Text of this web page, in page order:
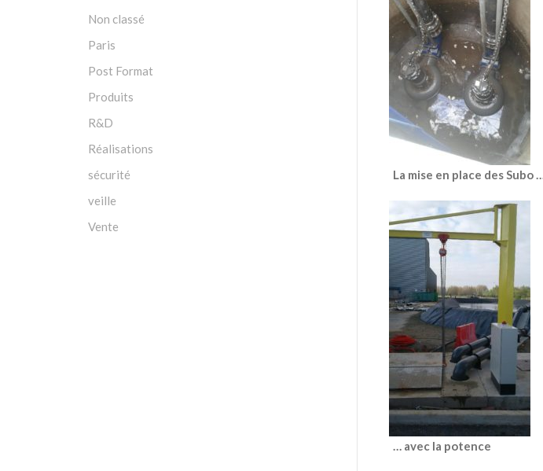
La mise en place des Subo
… avec la potence
Non classé
Paris
Post Format
Produits
R&D
Réalisations
sécurité
veille
Vente